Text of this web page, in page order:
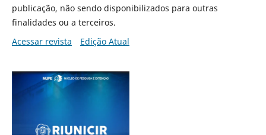
publicação, não sendo disponibilizados para outras
finalidades ou a terceiros.
Acessar revista
Edição Atual